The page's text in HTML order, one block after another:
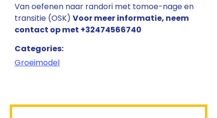
Van oefenen naar randori met tomoe-nage en
transitie (OSK) Voor meer informatie, neem
contact op met +32474566740
Categories:
Groeimodel